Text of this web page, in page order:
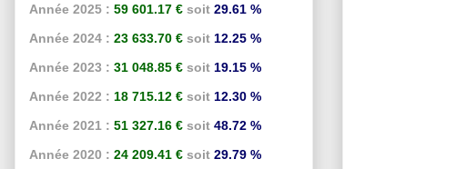
Année 2025 : 59 601.17 € soit 29.61 %
Année 2024 : 23 633.70 € soit 12.25 %
Année 2023 : 31 048.85 € soit 19.15 %
Année 2022 : 18 715.12 € soit 12.30 %
Année 2021 : 51 327.16 € soit 48.72 %
Année 2020 : 24 209.41 € soit 29.79 %